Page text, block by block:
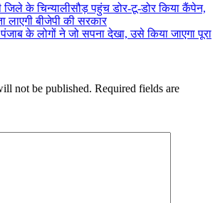
जिले के चिन्यालीसौड़ पहुंच डोर-टू-डोर किया कैंपेन,
लाएगी बीजेपी की सरकार
पंजाब के लोगों ने जो सपना देखा, उसे किया जाएगा पूरा
not be published. Required fields are